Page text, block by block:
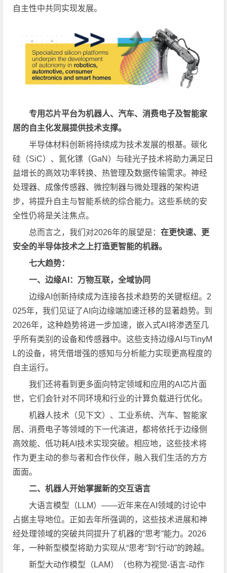
自主性中共同实现发展。
专用芯片平台为机器人、汽车、消费电子及智能家
居的自主化发展提供技术支撑。
半导体材料创新将持续成为技术发展的根基。碳化
硅（SiC）、氮化镓（GaN）与硅光子技术将助力满足日
益增长的高效功率转换、热管理及数据传输需求。神经
处理器、成像传感器、微控制器与微处理器的架构进
步，将提升自主与智能系统的综合能力。这些系统的安
全性仍将是关注焦点。
总而言之，我们对2026年的展望是：在更快速、更
安全的半导体技术之上打造更智能的机器。
七大趋势：
一、边缘AI ：万物互联，全域协同
边缘AI创新持续成为连接各技术趋势的关键枢纽。2
025年，我们见证了AI向边缘端加速迁移的显著趋势。到
2026年，这种趋势将进一步加速，嵌入式AI将渗透至几
乎所有类别的设备和传感器中。这些支持边缘AI与TinyM
L的设备，将凭借增强的感知与分析能力实现更高程度的
自主运行。
我们还将看到更多面向特定领域和应用的AI芯片面
世，它们会针对不同环境和行业的计算负载进行优化。
机器人技术（见下文）、工业系统、汽车、智能家
居、消费电子等领域的下一代演进，都将依托于边缘侧
高效能、低功耗AI技术实现突破。相应地，这些技术将
作为更主动的参与者和合作伙伴，融入我们生活的方方
面面。
二、机器人开始掌握新的交互语言
大语言模型（LLM）——近年来在AI领域的讨论中
占据主导地位。正如去年所强调的，这些技术进展和神
经处理领域的突破共同提升了机器的“思考”能力。2026
年，一种新型模型将助力实现从“思考”到“行动”的跨越。
新型大动作模型（LAM）（也称为视觉-语言-动作